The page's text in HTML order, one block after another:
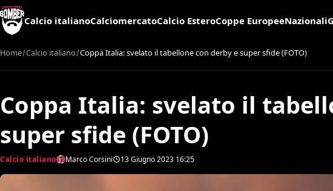
Calcio italianoCalciomercatoCalcio EsteroCoppe EuropeeNazionali
Home Calcio italiano Coppa Italia: svelato il tabellone con derby e super sfide (FOTO)
Coppa Italia: svelato il
super sfide (FOTO)
Calcio italiano Marco Corsini 13 Giugno 2023 16:25